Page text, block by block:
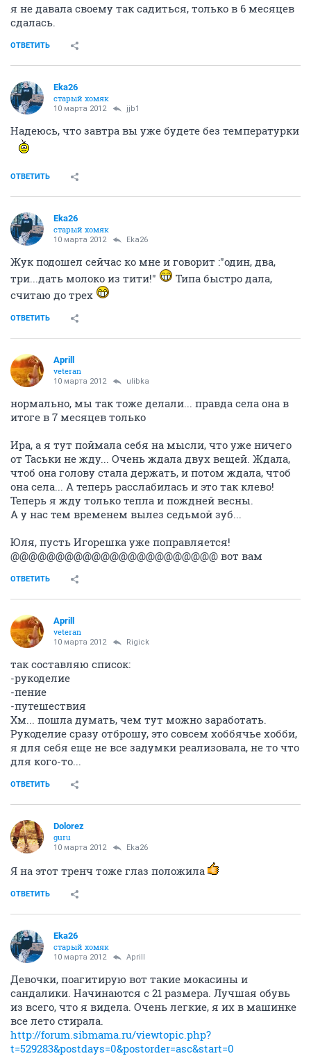
я не давала своему так садиться, только в 6 месяцев
сдалась.
ОТВЕТИТЬ
Eka26
старый хомяк
10 марта 2012 jjb1
Надеюсь, что завтра вы уже будете без температурки
ОТВЕТИТЬ
Eka26
старый хомяк
10 марта 2012 Eka26
Жук подошел сейчас ко мне и говорит :"один, два,
три...дать молоко из тити!"
Типа быстро дала,
считаю до трех
ОТВЕТИТЬ
Aprill
veteran
10 марта 2012 ulibka
нормально, мы так тоже делали... правда села она в
итоге в 7 месяцев только
Ира, а я тут поймала себя на мысли, что уже ничего
от Таськи не жду... Очень ждала двух вещей. Ждала,
чтоб она голову стала держать, и потом ждала, чтоб
она села... А теперь расслабилась и это так клево!
Теперь я жду только тепла и пождней весны.
А у нас тем временем вылез седьмой зуб...
Юля, пусть Игорешка уже поправляется!
@@@@@@@@@@@@@@@@@@@@@@@ вот вам
ОТВЕТИТЬ
Aprill
veteran
10 марта 2012 Rigick
так составляю список:
-рукоделие
-пение
-путешествия
Хм... пошла думать, чем тут можно заработать.
Рукоделие сразу отброшу, это совсем хоббячье хобби,
я для себя еще не все задумки реализовала, не то что
для кого-то...
ОТВЕТИТЬ
Dolorez
guru
10 марта 2012 Eka26
Я на этот тренч тоже глаз положила
ОТВЕТИТЬ
Eka26
старый хомяк
10 марта 2012 Aprill
Девочки, поагитирую вот такие мокасины и
сандалики. Начинаются с 21 размера. Лучшая обувь
из всего, что я видела. Очень легкие, я их в машинке
все лето стирала.
http://forum.sibmama.ru/viewtopic.php?
t=529283&postdays=0&postorder=asc&start=0